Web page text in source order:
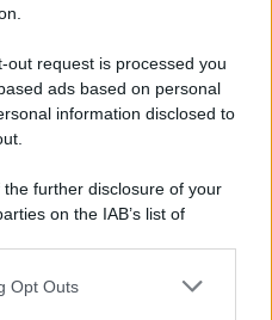
request is processed you
ads based on personal
information disclosed to
further disclosure of your
on the IAB’s list of
by us to third parties
Opt Outs